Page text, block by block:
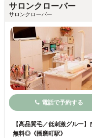
サロンクローバー
サロンクローバー
電話で予約する
【高品質毛／低刺激グルー
無料◎《播磨町駅》